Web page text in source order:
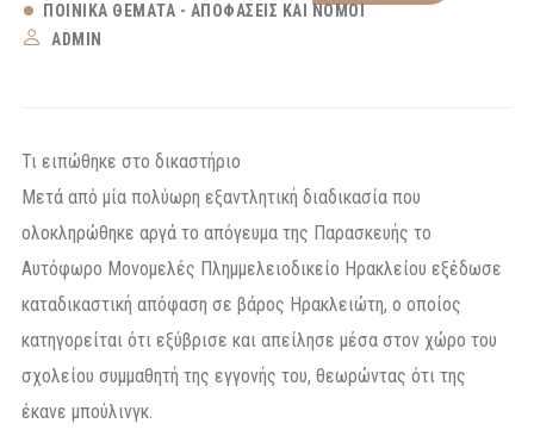
ΠΟΙΝΙΚΆ ΘΈΜΑΤΑ - ΑΠΟΦΆΣΕΙΣ ΚΑΙ ΝΌΜΟΙ
ADMIN
Τι ειπώθηκε στο δικαστήριο
Μετά από μία πολύωρη εξαντλητική διαδικασία που
ολοκληρώθηκε αργά το απόγευμα της Παρασκευής το
Αυτόφωρο Μονομελές Πλημμελειοδικείο Ηρακλείου εξέδωσε
καταδικαστική απόφαση σε βάρος Ηρακλειώτη, ο οποίος
κατηγορείται ότι εξύβρισε και απείλησε μέσα στον χώρο του
σχολείου συμμαθητή της εγγονής του, θεωρώντας ότι της
έκανε μπούλινγκ.